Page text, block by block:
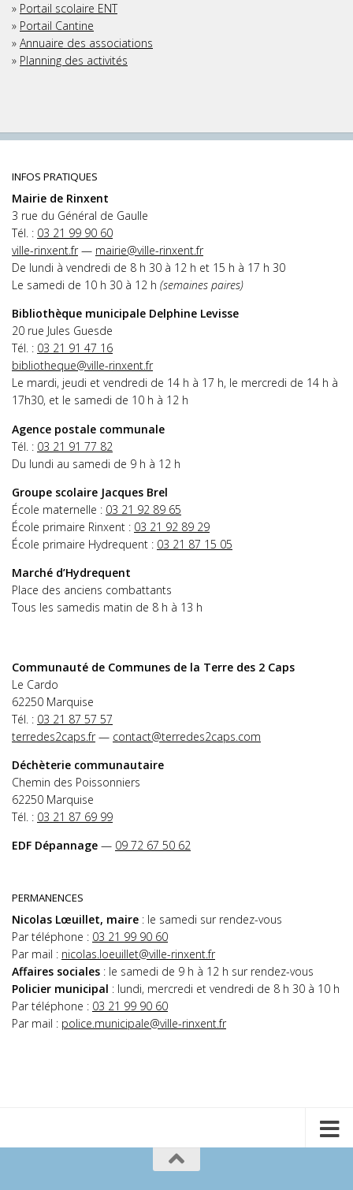
» Portail scolaire ENT
» Portail Cantine
» Annuaire des associations
» Planning des activités
INFOS PRATIQUES
Mairie de Rinxent
3 rue du Général de Gaulle
Tél. : 03 21 99 90 60
ville-rinxent.fr— mairie@ville-rinxent.fr
De lundi à vendredi de 8 h 30 à 12 h et 15 h à 17 h 30
Le samedi de 10 h 30 à 12 h (semaines paires)
Bibliothèque municipale Delphine Levisse
20 rue Jules Guesde
Tél. : 03 21 91 47 16
bibliotheque@ville-rinxent.fr
Le mardi, jeudi et vendredi de 14 h à 17 h, le mercredi de 14 h à
17h30, et le samedi de 10 h à 12 h
Agence postale communale
Tél. : 03 21 91 77 82
Du lundi au samedi de 9 h à 12 h
Groupe scolaire Jacques Brel
École maternelle : 03 21 92 89 65
École primaire Rinxent : 03 21 92 89 29
École primaire Hydrequent : 03 21 87 15 05
Marché d’Hydrequent
Place des anciens combattants
Tous les samedis matin de 8 h à 13 h
Communauté de Communes de la Terre des 2 Caps
Le Cardo
62250 Marquise
Tél. : 03 21 87 57 57
terredes2caps.fr— contact@terredes2caps.com
Déchèterie communautaire
Chemin des Poissonniers
62250 Marquise
Tél. : 03 21 87 69 99
EDF Dépannage — 09 72 67 50 62
PERMANENCES
Nicolas Lœuillet, maire : le samedi sur rendez-vous
Par téléphone : 03 21 99 90 60
Par mail : nicolas.loeuillet@ville-rinxent.fr
Affaires sociales : le samedi de 9 h à 12 h sur rendez-vous
Policier municipal : lundi, mercredi et vendredi de 8 h 30 à 10 h
Par téléphone : 03 21 99 90 60
Par mail : police.municipale@ville-rinxent.fr